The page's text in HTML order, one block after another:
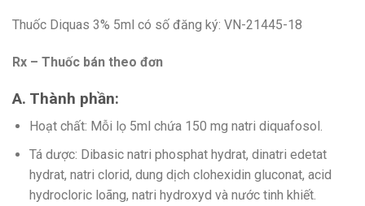
Thuốc Diquas 3% 5ml có số đăng ký: VN-21445-18
Rx – Thuốc bán theo đơn
A. Thành phần:
Hoạt chất: Mỗi lọ 5ml chứa 150 mg natri diquafosol.
Tá dược: Dibasic natri phosphat hydrat, dinatri edetat
hydrat, natri clorid, dung dịch clohexidin gluconat, acid
hydrocloric loãng, natri hydroxyd và nước tinh khiết.